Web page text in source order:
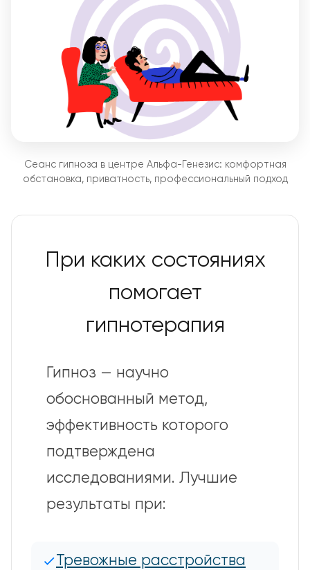
Сеанс гипноза в центре Альфа-Генезис: комфортная
обстановка, приватность, профессиональный подход
При каких состояниях
помогает
гипнотерапия
Гипноз — научно
обоснованный метод,
эффективность которого
подтверждена
исследованиями. Лучшие
результаты при:
Тревожные расстройства